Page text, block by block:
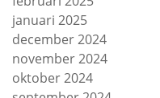
januari 2025
december 2024
november 2024
oktober 2024